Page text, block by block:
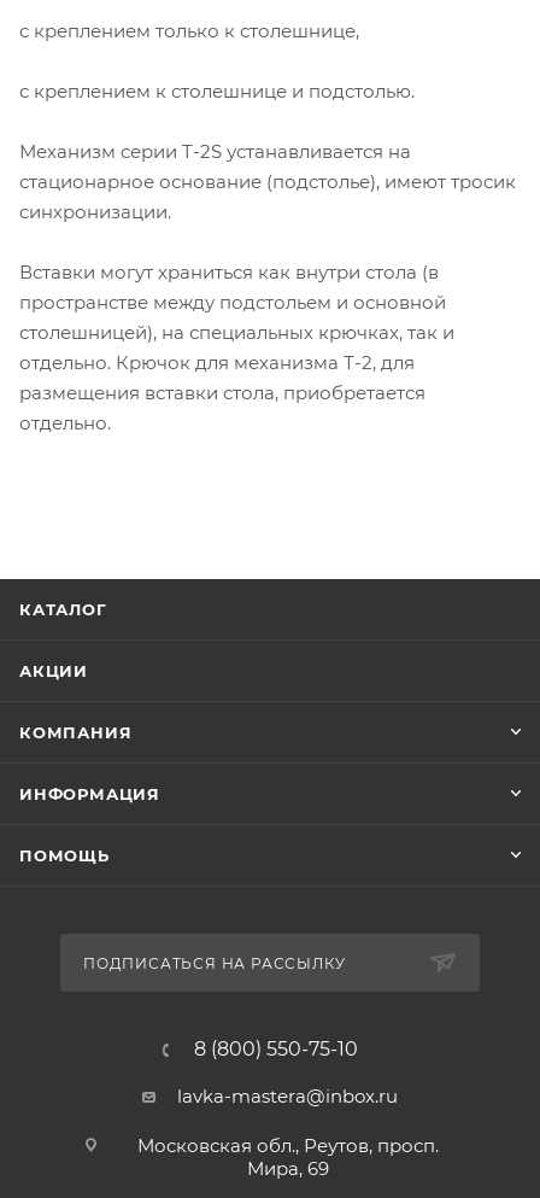
с креплением только к столешнице,
с креплением к столешнице и подстолью.
Механизм серии T-2S устанавливается на
стационарное основание (подстолье), имеют тросик
синхронизации.
Вставки могут храниться как внутри стола (в
пространстве между подстольем и основной
столешницей), на специальных крючках, так и
отдельно. Крючок для механизма Т-2, для
размещения вставки стола, приобретается
отдельно.
КАТАЛОГ
АКЦИИ
КОМПАНИЯ
ИНФОРМАЦИЯ
ПОМОЩЬ
ПОДПИСАТЬСЯ НА РАССЫЛКУ
8 (800) 550-75-10
lavka-mastera@inbox.ru
Московская обл., Реутов, просп.
Мира, 69